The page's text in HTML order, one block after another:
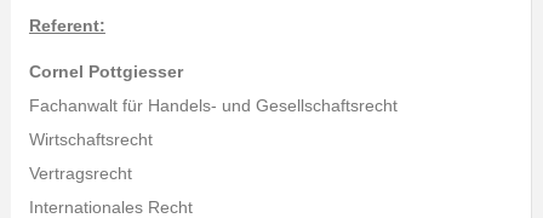
Referent:
Cornel Pottgiesser
Fachanwalt für Handels- und Gesellschaftsrecht
Wirtschaftsrecht
Vertragsrecht
Internationales Recht